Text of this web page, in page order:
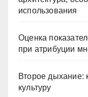
использования
Оценка
при атрибуции
Второе дыхание:
культуру